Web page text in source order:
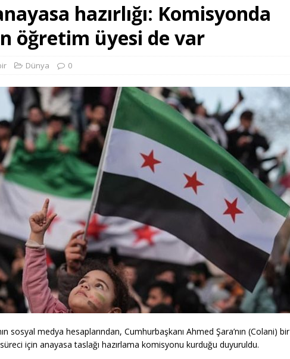
hazırlığı: Komisyonda
öğretim üyesi de var
Dünya 0
sosyal medya hesaplarından, Cumhurbaşkanı Ahmed Şara’nın (Colani) bir
için anayasa taslağı hazırlama komisyonu kurduğu duyuruldu.